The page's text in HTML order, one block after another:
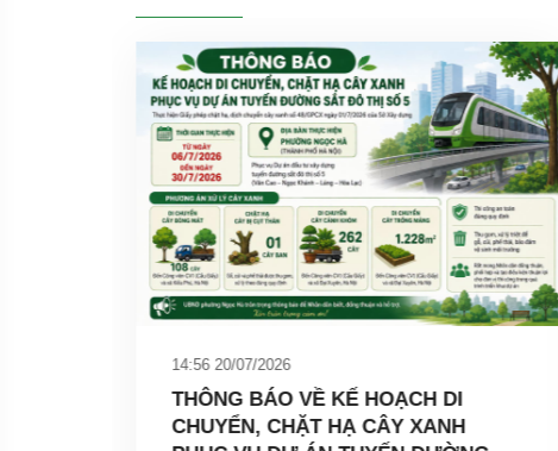
14:56 20/07/2026
THÔNG BÁO VỀ KẾ HOẠCH DI
CHUYỂN, CHẶT HẠ CÂY XANH